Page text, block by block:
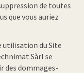
de toutes
que vous auriez
utilisation du Site
Sàrl se
des dommages-